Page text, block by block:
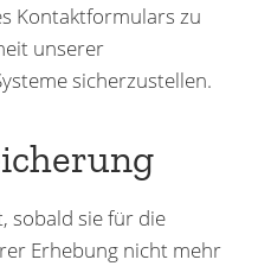
Kontaktformulars zu
unserer
sicherzustellen.
sobald sie für die
Erhebung nicht mehr